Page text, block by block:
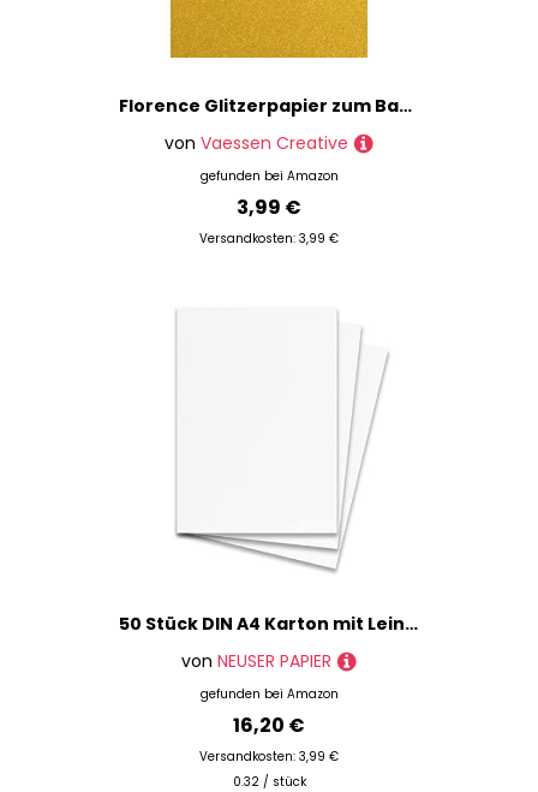
Florence Glitzerpapier zum Basteln - Goldene - Gold - Papierbasteln 5 Stück - A4 Bastelpapier mit Glitzer für Scrapbooking, Stanzen und Kartengestaltung - 250 gsm
von Vaessen Creative
gefunden bei Amazon
3,99 €
Versandkosten: 3,99 €
50 Stück DIN A4 Karton mit Leinenstruktur - Farbe: Weiss - 29,7 x 21 cm - 190 Gramm pro m² - Einzelkarte ohne Falz - Ideal zum Basteln, Scrapbooking, Grußkarte
von NEUSER PAPIER
gefunden bei Amazon
16,20 €
Versandkosten: 3,99 €
0.32 / stück